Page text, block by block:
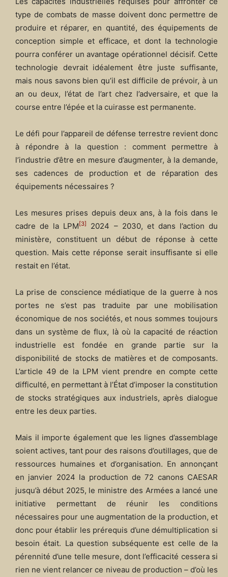
type de combats de masse doivent donc permettre de
produire et réparer, en quantité, des équipements de
conception simple et efficace, et dont la technologie
pourra conférer un avantage opérationnel décisif. Cette
technologie devrait idéalement être juste suffisante,
mais nous savons bien qu’il est difficile de prévoir, à un
an ou deux, l’état de l’art chez l’adversaire, et que la
course entre l’épée et la cuirasse est permanente.
Le défi pour l’appareil de défense terrestre revient donc
à répondre à la question : comment permettre à
l’industrie d’être en mesure d’augmenter, à la demande,
ses cadences de production et de réparation des
équipements nécessaires ?
Les mesures prises depuis deux ans, à la fois dans le
cadre de la LPM [3]
2024 – 2030, et dans l’action du
ministère, constituent un début de réponse à cette
question. Mais cette réponse serait insuffisante si elle
restait en l’état.
La prise de conscience médiatique de la guerre à nos
portes ne s’est pas traduite par une mobilisation
économique de nos sociétés, et nous sommes toujours
dans un système de flux, là où la capacité de réaction
industrielle est fondée en grande partie sur la
disponibilité de stocks de matières et de composants.
L’article 49 de la LPM vient prendre en compte cette
difficulté, en permettant à l’État d’imposer la constitution
de stocks stratégiques aux industriels, après dialogue
entre les deux parties.
Mais il importe également que les lignes d’assemblage
soient actives, tant pour des raisons d’outillages, que de
ressources humaines et d’organisation. En annonçant
en janvier 2024 la production de 72 canons CAESAR
jusqu’à début 2025, le ministre des Armées a lancé une
initiative permettant de réunir les conditions
nécessaires pour une augmentation de la production, et
donc pour établir les prérequis d’une démultiplication si
besoin était. La question subséquente est celle de la
pérennité d’une telle mesure, dont l’efficacité cessera si
rien ne vient relancer ce niveau de production – d’où les